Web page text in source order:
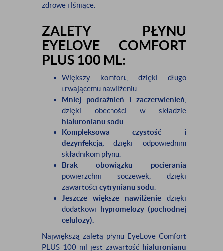
zdrowe i lśniące.
ZALETY PŁYNU
EYELOVE COMFORT
PLUS 100 ML:
Większy komfort, dzięki długo
trwającemu nawilżeniu.
Mniej podrażnień i zaczerwienień
dzięki obecności w składzie
hialuronianu sodu
Kompleksowa czystość i
dezynfekcja, dzięki odpowiednim
składnikom płynu.
Brak obowiązku pocierania
powierzchni soczewek, dzięki
zawartości cytrynianu sodu
Jeszcze większe nawilżenie dzięki
dodatkowi hypromelozy (pochodnej
celulozy).
Największą zaletą płynu EyeLove Comfort
PLUS 100 ml jest zawartość hialuronianu